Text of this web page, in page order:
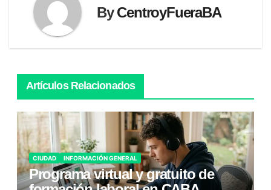
ByCentroyFueraBA
Artículos Relacionados
CIUDAD INFORMACIÓN GENERAL
Programa virtual y gratuito de